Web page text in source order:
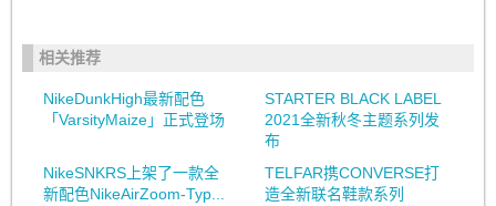
相关推荐
NikeDunkHigh最新配色
「VarsityMaize」正式登场
STARTER BLACK LABEL
2021全新秋冬主题系列发
布
NikeSNKRS上架了一款全
新配色NikeAirZoom-Typ...
TELFAR携CONVERSE打
造全新联名鞋款系列